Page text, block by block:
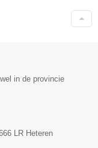
in de provincie
LR Heteren